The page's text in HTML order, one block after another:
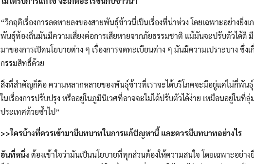
“วิกฤติ​เรื่องการลดหายลงของสายพันธุ์​ข้าวนี่เป็นเรื่องที่น่าห่วง​ โดยเฉพาะ​อย่าง​ยิ่ง
พันธุ์​ท้องถิ่นมันมีความเสี่ยงต่อการเสียหายจากภัยธรรมชาติ​ แม้มันจะปรับตัวได้ดี​
มาของการเปิดนโยบาย​ต่าง ๆ​ เรื่องการจดทะเบียน​ต่าง ๆ​ มันมีความเปราะบาง​ ซึ่งเกี่
กรรมสิทธิ์​ด้วย
สิ่งที่สำคัญก็คือ ความหลากหลาย​ของพันธุ์ข้าวที่เราจะได้บริโภคจะมีอยู่แค่ไม่กี่พัน
ในเรื่องการปรับปรุง​ หรืออยู่ในภูมินิเวศที่อาจจะไม่ได้ปรับตัวได้ง่าย เหมือนอยู่ใน
ประเทศด้วยซ้ำไป”
>>ใครบ้างที่ควรเข้ามามีบทบาทในการแก้ปัญหา​นี้​ และควรมีบทบาท​อย่างไร​
อันที่หนึ่ง ต้องเข้าใจว่ามันเป็นนโยบาย​ที่ทุกส่วนต้องให้ความสนใจ​ โดยเฉพาะ​อย่า